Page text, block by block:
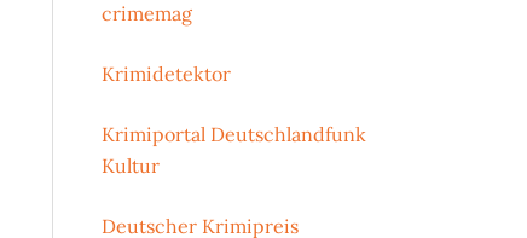
crimemag
Krimidetektor
Krimiportal Deutschlandfunk
Kultur
Deutscher Krimipreis